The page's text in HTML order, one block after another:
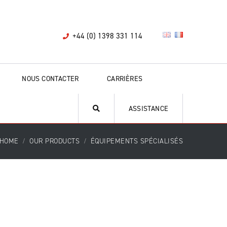
+44 (0) 1398 331 114
NOUS CONTACTER CARRIÈRES
ASSISTANCE
OUR PRODUCTS ÉQUIPEMENTS SPÉCIALISÉS